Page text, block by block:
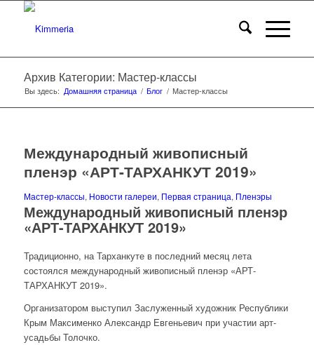
Архив Категории: Мастер-классы
Вы здесь: Домашняя страница / Блог / Мастер-классы
Международный живописный
пленэр «АРТ-ТАРХАНКУТ 2019»
Мастер-классы, Новости галереи, Первая страница, Пленэры
Международный живописный пленэр
«АРТ-ТАРХАНКУТ 2019»
Традиционно, на Тарханкуте в последний месяц лета
состоялся международный живописный пленэр «АРТ-
ТАРХАНКУТ 2019».
Организатором выступил Заслуженный художник Республики
Крым Максименко Александр Евгеньевич при участии арт-
усадьбы Толочко.